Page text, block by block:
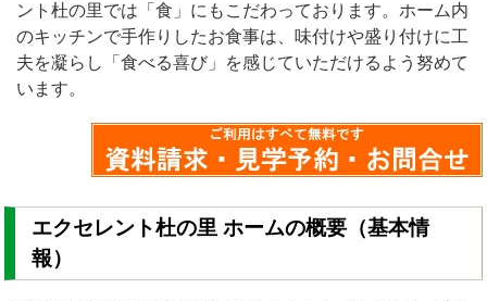
ント杜の里では「食」にもこだわっております。ホーム内
のキッチンで手作りしたお食事は、味付けや盛り付けに工
夫を凝らし「食べる喜び」を感じていただけるよう努めて
います。
エクセレント杜の里 ホームの概要（基本情
報）